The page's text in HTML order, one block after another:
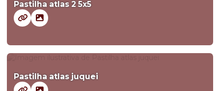
Pastilha atlas 2 5x5
Pastilha atlas juquei